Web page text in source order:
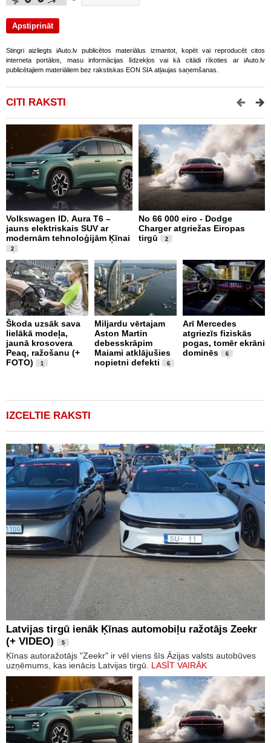
Stingri aizliegts iAuto.lv publicētos materiālus izmantot, kopēt vai reproducēt citos
interneta portālos, masu informācijas līdzekļos vai kā citādi rīkoties ar iAuto.lv
publicētajiem materiāliem bez rakstiskas EON SIA atļaujas saņemšanas.
CITI RAKSTI
Volkswagen ID. Aura T6 –
jauns elektriskais SUV ar
modernām tehnoloģijām Ķīnai
2
No 66 000 eiro - Dodge
Charger atgriežas Eiropas
tirgū
2
Škoda uzsāk sava
lielākā modeļa,
jaunā krosovera
Peaq, ražošanu (+
FOTO)
1
Miljardu vērtajam
Aston Martin
debesskrāpim
Maiami atklājušies
nopietni defekti
6
Arī Mercedes
atgriezīs fiziskās
pogas, tomēr ekrāni
dominēs
6
IZCELTIE RAKSTI
Latvijas tirgū ienāk Ķīnas automobiļu ražotājs Zeekr
(+ VIDEO)
5
Ķīnas autoražotājs "Zeekr" ir vēl viens šīs Āzijas valsts autobūves
uzņēmums, kas ienācis Latvijas tirgū. LASĪT VAIRĀK